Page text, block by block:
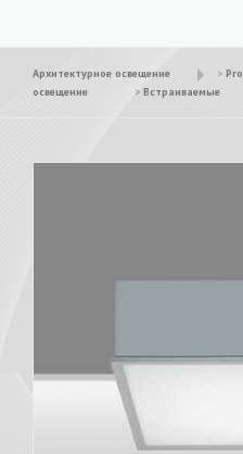
Архитектурное освещение >
освещение
> Встраиваемые